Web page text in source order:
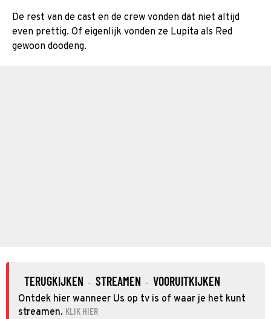
De rest van de cast en de crew vonden dat niet altijd
even prettig. Of eigenlijk vonden ze Lupita als Red
gewoon doodeng.
TERUGKIJKEN · STREAMEN · VOORUITKIJKEN
Ontdek hier wanneer Us op tv is of waar je het kunt
streamen. KLIK HIER